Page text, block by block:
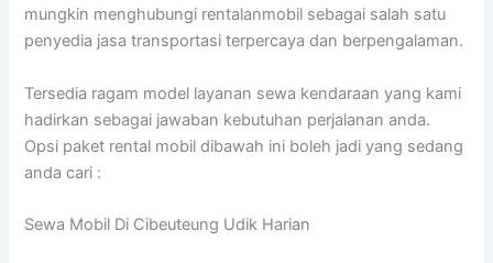
mungkin menghubungi rentalanmobil sebagai salah satu
penyedia jasa transportasi terpercaya dan berpengalaman.
Tersedia ragam model layanan sewa kendaraan yang kami
hadirkan sebagai jawaban kebutuhan perjalanan anda.
Opsi paket rental mobil dibawah ini boleh jadi yang sedang
anda cari :
Sewa Mobil Di Cibeuteung Udik Harian